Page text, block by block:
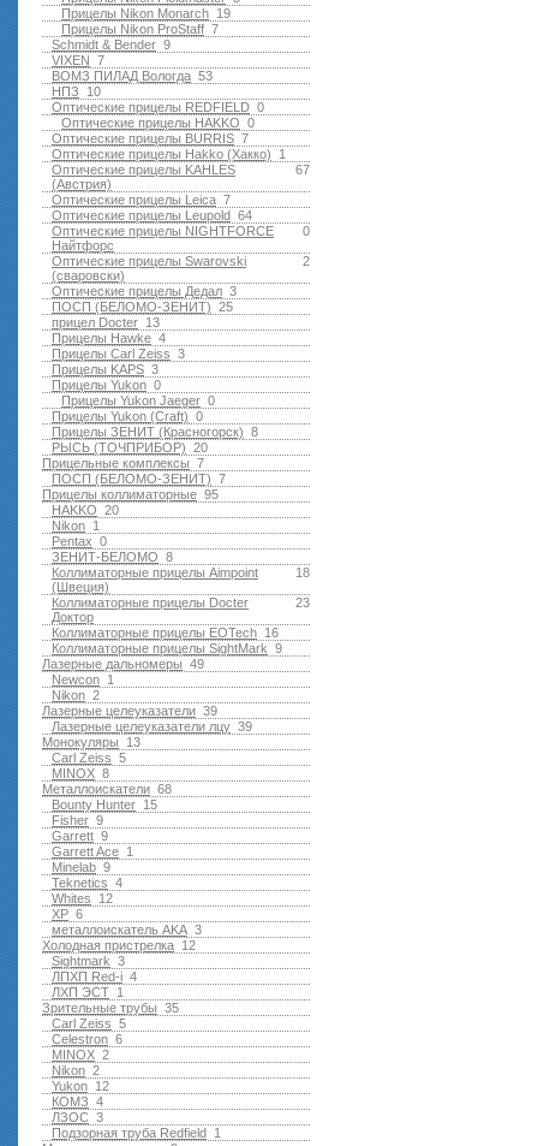
19
Прицелы Nikon Monarch
7
Прицелы Nikon ProStaff
9
Schmidt & Bender
7
VIXEN
53
ВОМЗ ПИЛАД Вологда
10
НПЗ
0
Оптические прицелы REDFIELD
0
Оптические прицелы HAKKO
7
Оптические прицелы BURRIS
1
Оптические прицелы Hakko (Хакко)
67
Оптические прицелы KAHLES
(Австрия)
7
Оптические прицелы Leica
64
Оптические прицелы Leupold
0
Оптические прицелы NIGHTFORCE
Найтфорс
2
Оптические прицелы Swarovski
(сваровски)
3
Оптические прицелы Дедал
25
ПОСП (БЕЛОМО-ЗЕНИТ)
13
прицел Docter
4
Прицелы Hawke
3
Прицелы Carl Zeiss
3
Прицелы KAPS
0
Прицелы Yukon
0
Прицелы Yukon Jaeger
0
Прицелы Yukon (Craft)
8
Прицелы ЗЕНИТ (Красногорск)
20
РЫСЬ (ТОЧПРИБОР)
7
Прицельные комплексы
7
ПОСП (БЕЛОМО-ЗЕНИТ)
95
Прицелы коллиматорные
20
HAKKO
1
Nikon
0
Pentax
8
ЗЕНИТ-БЕЛОМО
18
Коллиматорные прицелы Aimpoint
(Швеция)
23
Коллиматорные прицелы Docter
Доктор
16
Коллиматорные прицелы EOTech
9
Коллиматорные прицелы SightMark
49
Лазерные дальномеры
1
Newcon
2
Nikon
39
Лазерные целеуказатели
39
Лазерные целеуказатели лцу
13
Монокуляры
5
Carl Zeiss
8
MINOX
68
Металлоискатели
15
Bounty Hunter
9
Fisher
9
Garrett
1
Garrett Ace
9
Minelab
4
Teknetics
12
Whites
6
XP
3
металлоискатель AKA
12
Холодная пристрелка
3
Sightmark
4
ЛПХП Red-i
1
ЛХП ЭСТ
35
Зрительные трубы
5
Carl Zeiss
6
Celestron
2
MINOX
2
Nikon
12
Yukon
4
КОМЗ
3
ЛЗОС
1
Подзорная труба Redfield